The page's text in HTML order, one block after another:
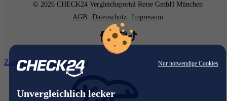
Nur notwendige Cookies
Unvergleichlich lecker
© 2026 CHECK24 Vergleichsportal Reise GmbH München
AGB
Datenschutz Impressum
Zum Hauptinhalt springen